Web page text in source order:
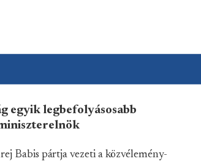
egyik legbefolyásosabb
Babis pártja vezeti a közvélemény-